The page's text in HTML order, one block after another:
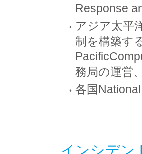
Response
アジア太平
制を構築す
務局の運営
各国
インシデン